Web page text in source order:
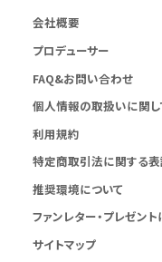
会社概要
プロデューサー
FAQ&お問い合わせ
個人情報の取扱いに関し
利用規約
特定商取引法に関する
推奨環境について
ファンレター・プレゼント
サイトマップ